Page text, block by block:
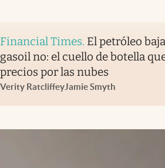
Financial Times. El petróleo
gasoil no: el cuello de botella
precios por las nubes
Verity RatcliffeyJamie Smyth